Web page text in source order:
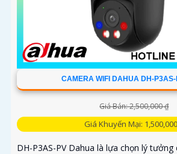
CAMERA WIFI DAHUA DH-P3AS-
Giá Bán: 2,500,000 ₫
Giá Khuyến Mại:
DH-P3AS-PV Dahua là lựa chọn lý tưởng